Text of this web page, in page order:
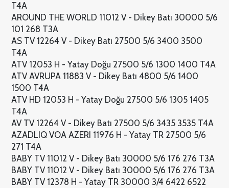
T4A
AROUND THE WORLD 11012 V - Dikey Batı 30000 5/6
101 268 T3A
AS TV 12264 V - Dikey Batı 27500 5/6 3400 3500
T4A
ATV 12053 H - Yatay Doğu 27500 5/6 1300 1400 T4A
ATV AVRUPA 11883 V - Dikey Batı 4800 5/6 1400
1500 T4A
ATV HD 12053 H - Yatay Doğu 27500 5/6 1305 1405
T4A
AV TV 12264 V - Dikey Batı 27500 5/6 3435 3535 T4A
AZADLIQ VOA AZERI 11976 H - Yatay TR 27500 5/6
271 T4A
BABY TV 11012 V - Dikey Batı 30000 5/6 176 276 T3A
BABY TV 11012 V - Dikey Batı 30000 5/6 176 276 T3A
BABY TV 12378 H - Yatay TR 30000 3/4 6422 6522